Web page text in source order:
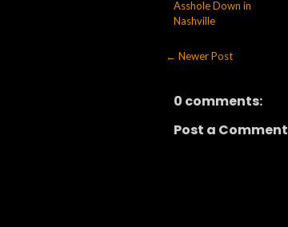
Asshole Down in
Nashville
← Newer Post
0 comments:
Post a Comment